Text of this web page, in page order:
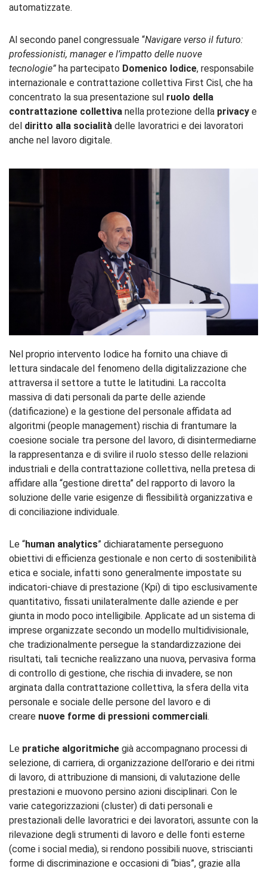
automatizzate.
Al secondo panel congressuale “Navigare verso il futuro:
professionisti, manager e l’impatto delle nuove
tecnologie” ha partecipato Domenico Iodice, responsabile
internazionale e contrattazione collettiva First Cisl, che ha
concentrato la sua presentazione sul ruolo della
contrattazione collettiva nella protezione della privacy e
del diritto alla socialità delle lavoratrici e dei lavoratori
anche nel lavoro digitale.
Nel proprio intervento Iodice ha fornito una chiave di
lettura sindacale del fenomeno della digitalizzazione che
attraversa il settore a tutte le latitudini. La raccolta
massiva di dati personali da parte delle aziende
(datificazione) e la gestione del personale affidata ad
algoritmi (people management) rischia di frantumare la
coesione sociale tra persone del lavoro, di disintermediarne
la rappresentanza e di svilire il ruolo stesso delle relazioni
industriali e della contrattazione collettiva, nella pretesa di
affidare alla “gestione diretta” del rapporto di lavoro la
soluzione delle varie esigenze di flessibilità organizzativa e
di conciliazione individuale.
Le “human analytics” dichiaratamente perseguono
obiettivi di efficienza gestionale e non certo di sostenibilità
etica e sociale, infatti sono generalmente impostate su
indicatori-chiave di prestazione (Kpi) di tipo esclusivamente
quantitativo, fissati unilateralmente dalle aziende e per
giunta in modo poco intelligibile. Applicate ad un sistema di
imprese organizzate secondo un modello multidivisionale,
che tradizionalmente persegue la standardizzazione dei
risultati, tali tecniche realizzano una nuova, pervasiva forma
di controllo di gestione, che rischia di invadere, se non
arginata dalla contrattazione collettiva, la sfera della vita
personale e sociale delle persone del lavoro e di
creare nuove forme di pressioni commerciali.
Le pratiche algoritmiche già accompagnano processi di
selezione, di carriera, di organizzazione dell’orario e dei ritmi
di lavoro, di attribuzione di mansioni, di valutazione delle
prestazioni e muovono persino azioni disciplinari. Con le
varie categorizzazioni (cluster) di dati personali e
prestazionali delle lavoratrici e dei lavoratori, assunte con la
rilevazione degli strumenti di lavoro e delle fonti esterne
(come i social media), si rendono possibili nuove, striscianti
forme di discriminazione e occasioni di “bias”, grazie alla